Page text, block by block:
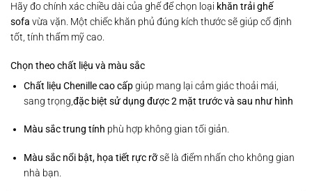
Hãy đo chính xác chiều dài của ghế để chọn loại khăn trải ghế
sofa vừa vặn. Một chiếc khăn phủ đúng kích thước sẽ giúp cố định
tốt, tính thẩm mỹ cao.
Chọn theo chất liệu và màu sắc
Chất liệu Chenille cao cấpgiúp mang lại cảm giác thoải mái,
sang trọng, đặc biệt sử dụng được 2 mặt trước và sau như hình
Màu sắc trung tính phù hợp không gian tối giản.
Màu sắc nổi bật, họa tiết rực rỡsẽ là điểm nhấn cho không gian
nhà bạn.